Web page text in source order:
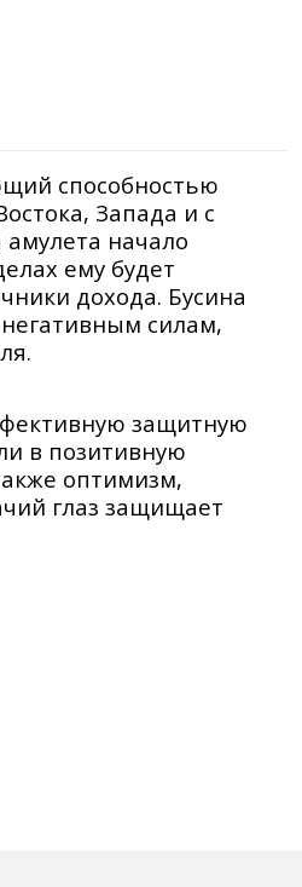
способностью
Запада и с
амулета начало
ему будет
дохода. Бусина
силам,
защитную
в позитивную
оптимизм,
глаз защищает
DZI4U.
может отличаться